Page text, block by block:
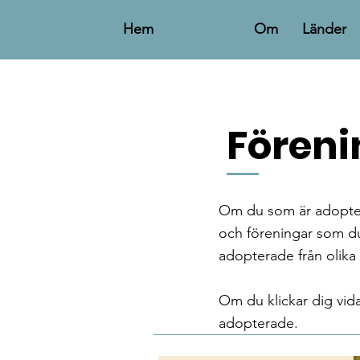
Hem Om Länder
Om du som är
och föreningar som
adopterade från
Om du klickar dig
adopterade.